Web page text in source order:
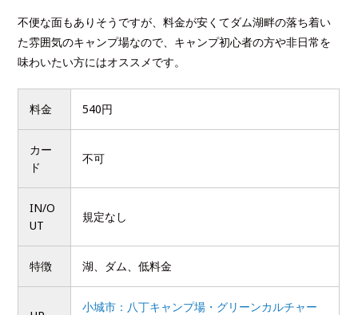
不便な面もありそうですが、料金が安くてダム湖畔の落ち着い
た雰囲気のキャンプ場なので、キャンプ初心者の方や非日常を
味わいたい方にはオススメです。
料金 540円
カー
ド
不可
IN/O
UT
規定なし
特徴 湖、ダム、低料金
小城市：八丁キャンプ場・グリーンカルチャー